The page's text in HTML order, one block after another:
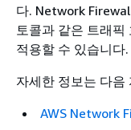
다. Network
토콜과 같은 트래
적용할 수 있습니다.
자세한 정보는 다음
AWS Network